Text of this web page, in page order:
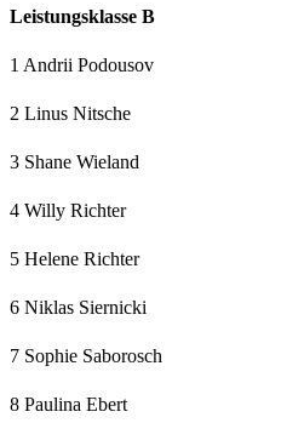
Leistungsklasse B
1 Andrii Podousov
2 Linus Nitsche
3 Shane Wieland
4 Willy Richter
5 Helene Richter
6 Niklas Siernicki
7 Sophie Saborosch
8 Paulina Ebert